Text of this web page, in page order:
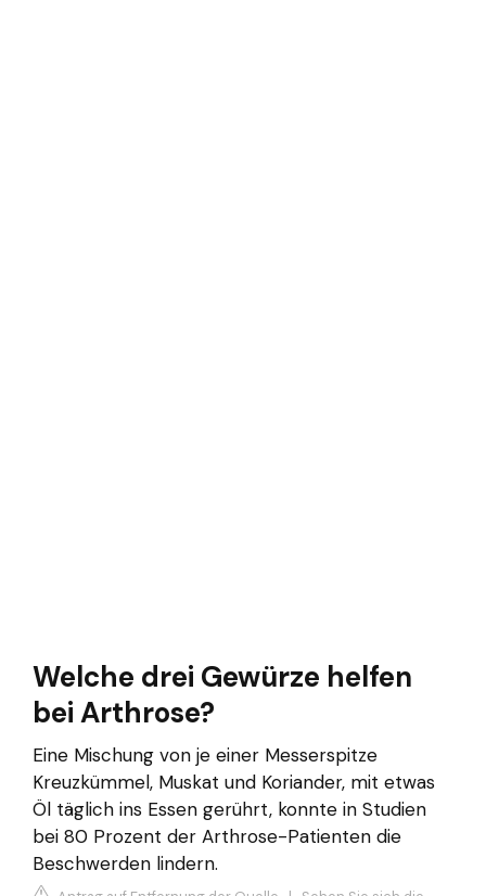
Welche drei Gewürze helfen
bei Arthrose?
Eine Mischung von je einer Messerspitze
Kreuzkümmel, Muskat und Koriander, mit etwas
Öl täglich ins Essen gerührt, konnte in Studien
bei 80 Prozent der Arthrose-Patienten die
Beschwerden lindern.